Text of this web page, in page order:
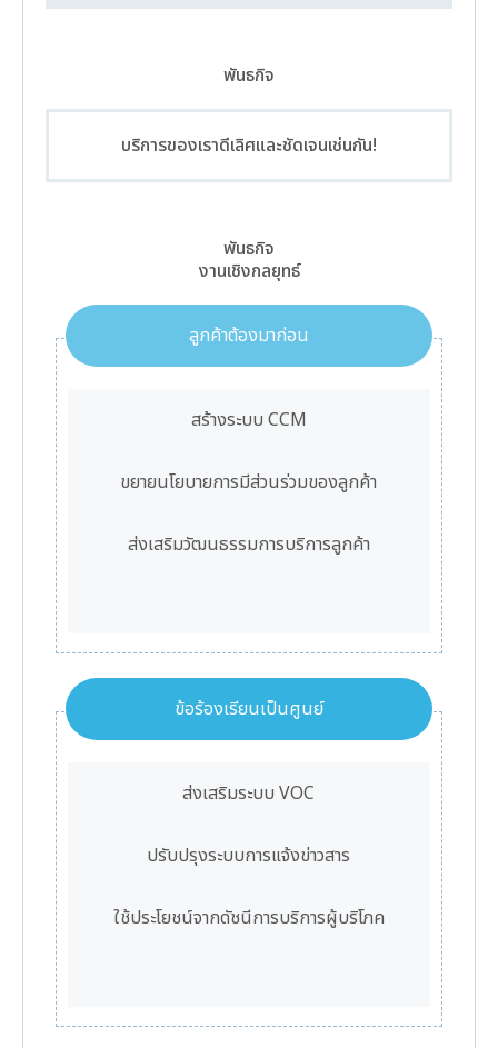
พันธกิจ
บริการของเราดีเลิศและชัดเจนเช่นกัน!
พันธกิจ
งานเชิงกลยุทธ์
ลูกค้าต้องมาก่อน
สร้างระบบ CCM
ขยายนโยบายการมีส่วนร่วมของลูกค้า
ส่งเสริมวัฒนธรรมการบริการลูกค้า
ข้อร้องเรียนเป็นศูนย์
ส่งเสริมระบบ VOC
ปรับปรุงระบบการแจ้งข่าวสาร
ใช้ประโยชน์จากดัชนีการบริการผู้บริโภค